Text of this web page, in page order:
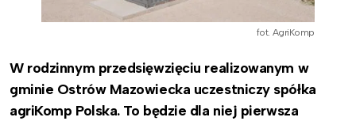
fot. AgriKomp
W rodzinnym przedsięwzięciu realizowanym w
gminie Ostrów Mazowiecka uczestniczy spółka
agriKomp Polska. To będzie dla niej pierwsza